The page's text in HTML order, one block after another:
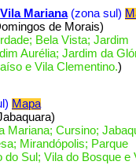
Vila Mariana (zona sul)
de Morais)
Bela Vista; Jardim
Aurélia; Jardim da
e Vila Clementino.)
Mapa
)
Mariana; Cursino;
Mirandópolis; Parque
Sul; Vila do Bosque e